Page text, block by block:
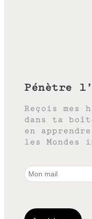
Pénètre
Reçois mes
dans ta
en
les Mondes